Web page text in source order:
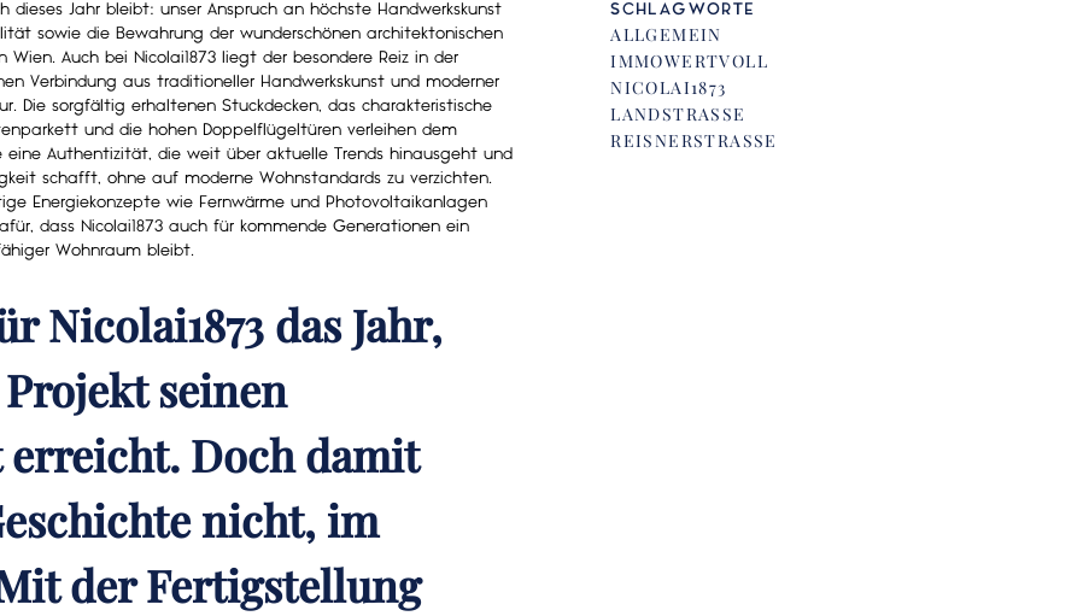
dieses Jahr bleibt: unser Anspruch an höchste Handwerkskunst
sowie die Bewahrung der wunderschönen architektonischen
Wien. Auch bei Nicolai1873 liegt der besondere Reiz in der
Verbindung aus traditioneller Handwerkskunst und moderner
Die sorgfältig erhaltenen Stuckdecken, das charakteristische
und die hohen Doppelflügeltüren verleihen dem
eine Authentizität, die weit über aktuelle Trends hinausgeht und
schafft, ohne auf moderne Wohnstandards zu verzichten.
Energiekonzepte wie Fernwärme und Photovoltaikanlagen
dass Nicolai1873 auch für kommende Generationen ein
Wohnraum bleibt.
SCHLAGWORTE
ALLGEMEIN
IMMOWERTVOLL
NICOLAI1873
LANDSTRASSE
REISNERSTRASSE
Nicolai1873 das Jahr,
seinen
Doch damit
nicht, im
der Fertigstellung